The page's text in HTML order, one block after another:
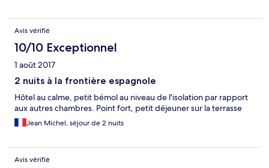
Avis vérifié
10/10 Exceptionnel
1 août 2017
2 nuits à la frontière espagnole
Hôtel au calme, petit bémol au niveau de l'isolation par rapport
aux autres chambres. Point fort, petit déjeuner sur la terrasse
Jean Michel, séjour de 2 nuits
Avis vérifié